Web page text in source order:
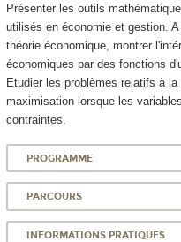
Présenter les outils
utilisés en économie et gestion.
théorie économique, montrer
économiques par des fonctions
Etudier les problèmes relatifs à
maximisation lorsque les
contraintes.
PROGRAMME
PARCOURS
INFORMATIONS PRATIQUES